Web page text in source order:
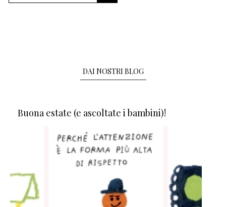
DAI NOSTRI BLOG
Buona estate (e ascoltate i bambini)!